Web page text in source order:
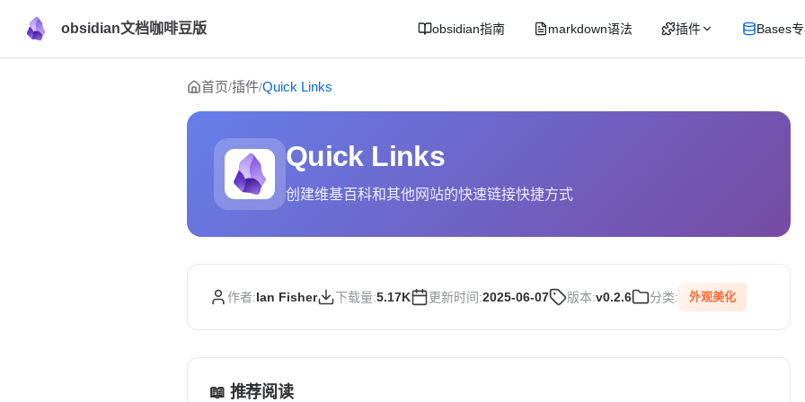
obsidian文档咖啡豆版 obsidian指南 markdown语法 插件 Bases
Skip to content
首页/插件/Quick Links
Quick Links
创建维基百科和其他网站的快速链接快捷方式
作者:Ian Fisher 下载量:5.17K 更新时间:2025-06-07 版本:v0.2.6 分类: 外观美化
📖 推荐阅读